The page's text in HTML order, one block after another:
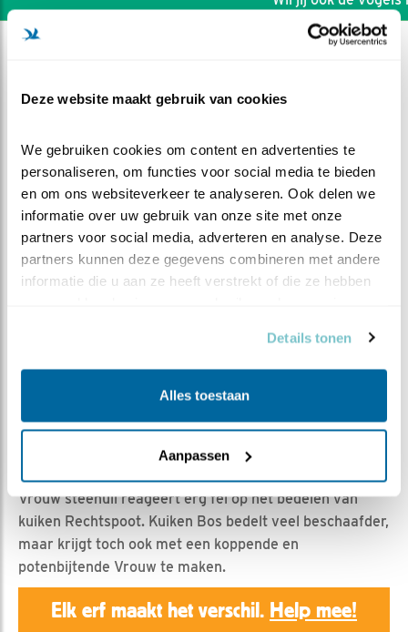
Deze website maakt gebruik van cookies
We gebruiken cookies om content en advertenties te
personaliseren, om functies voor social media te bieden
en om ons websiteverkeer te analyseren. Ook delen we
informatie over uw gebruik van onze site met onze
partners voor social media, adverteren en analyse. Deze
partners kunnen deze gegevens combineren met andere
informatie die u aan ze heeft verstrekt of die ze hebben
Details tonen
Alles toestaan
Aanpassen
Vrouw: ook kuiken Bos is te
Bewaar dit filmpje |
324x
Vrouw steenuil reageert erg fel op het bedelen van
kuiken Rechtspoot. Kuiken Bos bedelt veel beschaafder,
maar krijgt toch ook met een koppende en
potenbijtende Vrouw te maken.
Elk erf maakt het verschil. Help mee!